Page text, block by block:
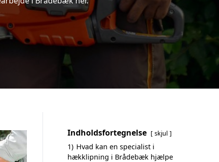
Indholdsfortegnelse skjul
1) Hvad kan en specialist i
hækklipning i Brådebæk hjælpe